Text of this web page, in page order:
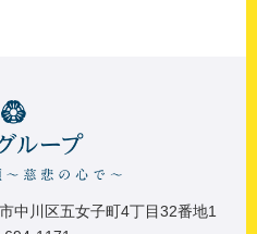
川区五女子町4丁目32番地1